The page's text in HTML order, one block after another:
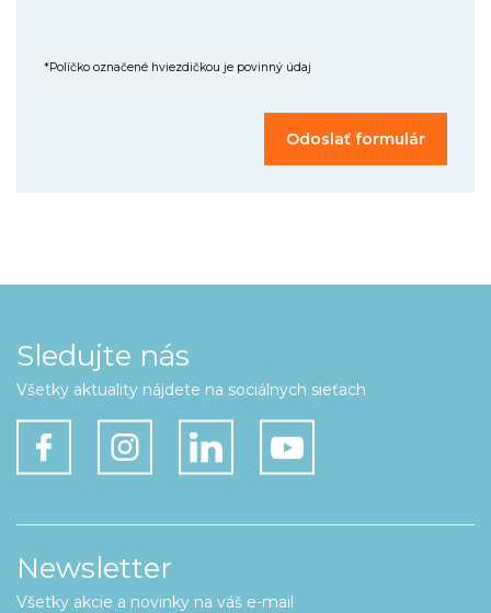
*Políčko označené hviezdičkou je povinný údaj
Sledujte nás
Všetky aktuality nájdete na sociálnych sieťach
Newsletter
Všetky akcie a novinky na váš e-mail